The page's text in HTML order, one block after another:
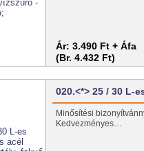
Ár: 3.490 Ft + Áfa
(Br. 4.432 Ft)
020.<*> 25 / 30 L-
Minősítési
Kedvezményes…